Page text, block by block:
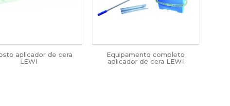
aplicador de cera
LEWI
Equipamento completo
aplicador de cera LEWI